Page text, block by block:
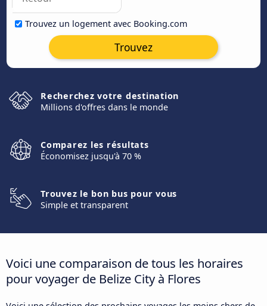
Trouvez un logement avec Booking.com
Trouvez
Recherchez votre destination
Millions d'offres dans le monde
Comparez les résultats
Économisez jusqu'à 70 %
Trouvez le bon bus pour vous
Simple et transparent
Voici une comparaison de tous les horaires
pour voyager de Belize City à Flores